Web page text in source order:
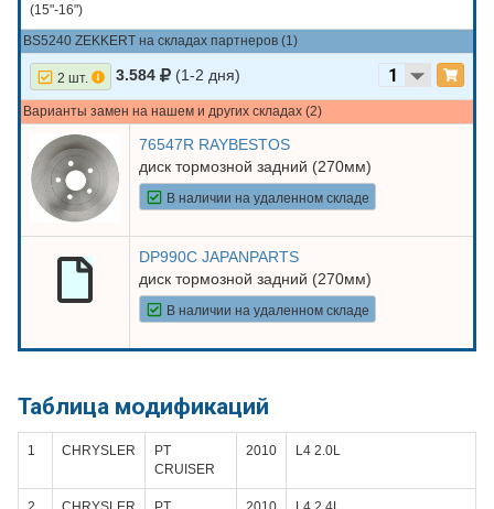
(15"-16")
BS5240 ZEKKERT на складах партнеров (1)
2 шт. 3.584 (1-2 дня)
Варианты замен на нашем и других складах (2)
76547R RAYBESTOS
диск тормозной задний (270мм)
В наличии на удаленном складе
DP990C JAPANPARTS
диск тормозной задний (270мм)
В наличии на удаленном складе
Таблица модификаций
1 CHRYSLER
PT
CRUISER
2010 L4 2.0L